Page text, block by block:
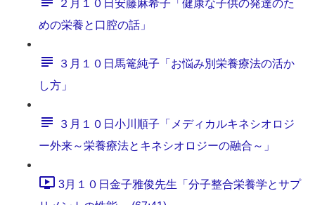
２月１０日安藤麻希子「健康な子供の発達のた
めの栄養と口腔の話」
３月１０日馬篭純子「お悩み別栄養療法の活か
し方」
３月１０日小川順子「メディカルキネシオロジ
ー外来～栄養療法とキネシオロジーの融合～」
3月１０日金子雅俊先生「分子整合栄養学とサプ